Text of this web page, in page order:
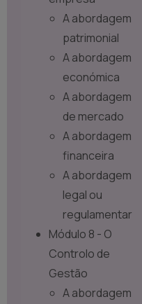
A abordagem
patrimonial
A abordagem
económica
A abordagem
de mercado
A abordagem
financeira
A abordagem
legal ou
regulamentar
Módulo 8 - O
Controlo de
Gestão
A abordagem